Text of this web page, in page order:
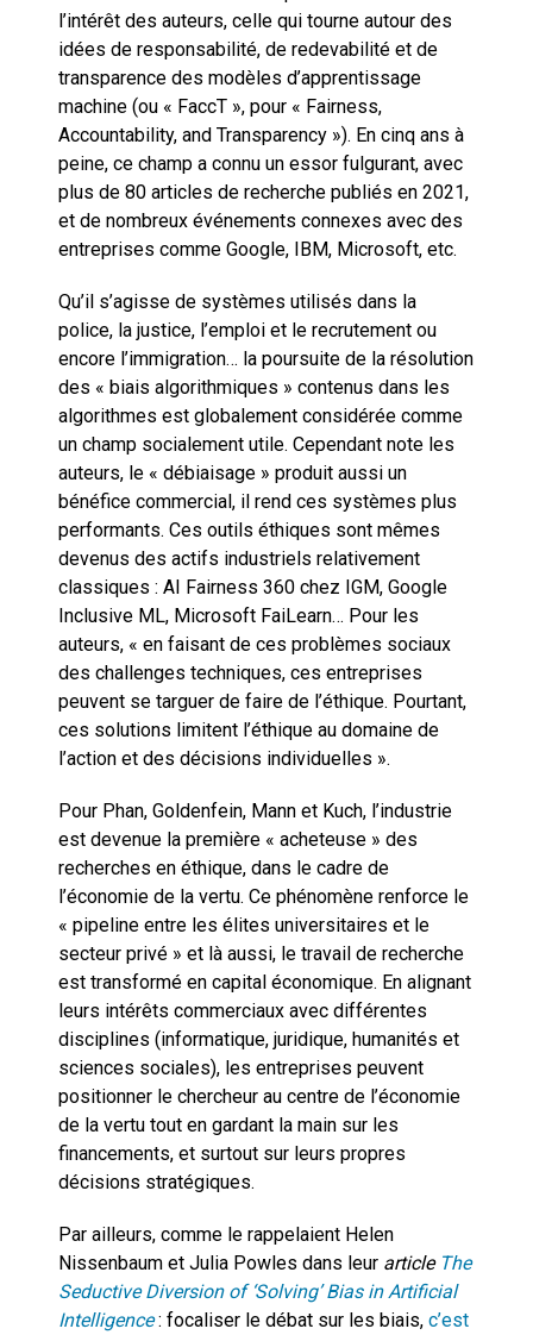
l’intérêt des auteurs, celle qui tourne autour des
idées de responsabilité, de redevabilité et de
transparence des modèles d’apprentissage
machine (ou « FaccT », pour « Fairness,
Accountability, and Transparency »). En cinq ans à
peine, ce champ a connu un essor fulgurant, avec
plus de 80 articles de recherche publiés en 2021,
et de nombreux événements connexes avec des
entreprises comme Google, IBM, Microsoft, etc.
Qu’il s’agisse de systèmes utilisés dans la
police, la justice, l’emploi et le recrutement ou
encore l’immigration… la poursuite de la résolution
des « biais algorithmiques » contenus dans les
algorithmes est globalement considérée comme
un champ socialement utile. Cependant note les
auteurs, le « débiaisage » produit aussi un
bénéfice commercial, il rend ces systèmes plus
performants. Ces outils éthiques sont mêmes
devenus des actifs industriels relativement
classiques : AI Fairness 360 chez IGM, Google
Inclusive ML, Microsoft FaiLearn… Pour les
auteurs, « en faisant de ces problèmes sociaux
des challenges techniques, ces entreprises
peuvent se targuer de faire de l’éthique. Pourtant,
ces solutions limitent l’éthique au domaine de
l’action et des décisions individuelles ».
Pour Phan, Goldenfein, Mann et Kuch, l’industrie
est devenue la première « acheteuse » des
recherches en éthique, dans le cadre de
l’économie de la vertu. Ce phénomène renforce le
« pipeline entre les élites universitaires et le
secteur privé » et là aussi, le travail de recherche
est transformé en capital économique. En alignant
leurs intérêts commerciaux avec différentes
disciplines (informatique, juridique, humanités et
sciences sociales), les entreprises peuvent
positionner le chercheur au centre de l’économie
de la vertu tout en gardant la main sur les
financements, et surtout sur leurs propres
décisions stratégiques.
Par ailleurs, comme le rappelaient Helen
Nissenbaum et Julia Powles dans leur article The
Seductive Diversion of ‘Solving’ Bias in Artificial
Intelligence: focaliser le débat sur les biais, c’est